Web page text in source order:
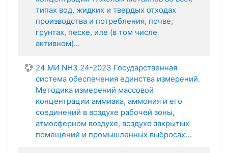
типах вод, жидких и твердых отходах
производства и потребления, почве,
грунтах, песке, иле (в том числе
активном)...
24 МИ NH3.24-2023 Государственная
система обеспечения единства измерений.
Методика измерений массовой
концентрации аммиака, аммония и его
соединений в воздухе рабочей зоны,
атмосферном воздухе, воздухе закрытых
помещений и промышленных выбросах...